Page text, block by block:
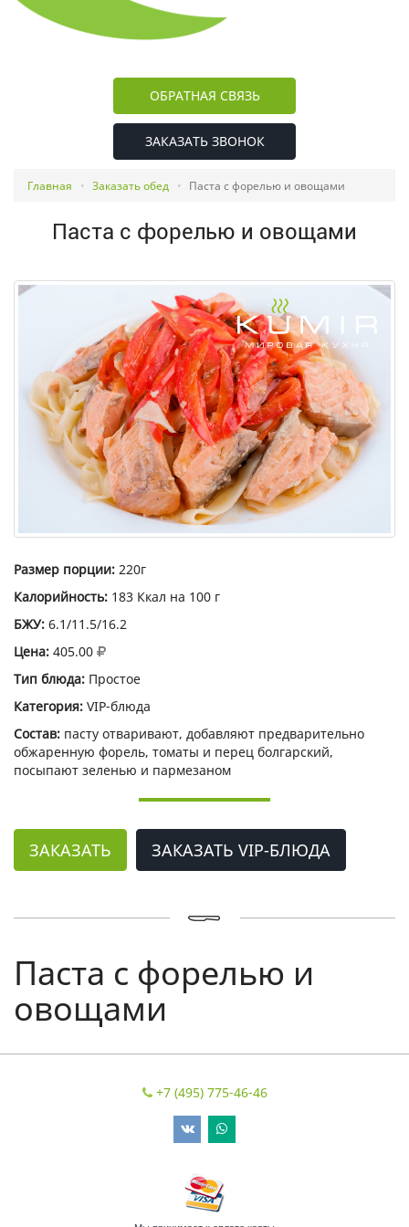
ОБРАТНАЯ СВЯЗЬ
ЗАКАЗАТЬ ЗВОНОК
Главная Заказать обед Паста с форелью и овощами
Паста с форелью и овощами
Размер порции: 220г
Калорийность: 183 Ккал на 100 г
БЖУ: 6.1/11.5/16.2
Цена: 405.00
Тип блюда: Простое
Категория: VIP-блюда
Состав: пасту отваривают, добавляют предварительно
обжаренную форель, томаты и перец болгарский,
посыпают зеленью и пармезаном
ЗАКАЗАТЬ ЗАКАЗАТЬ VIP-БЛЮДА
Паста с форелью и
овощами
+7 (495) 775-46-46